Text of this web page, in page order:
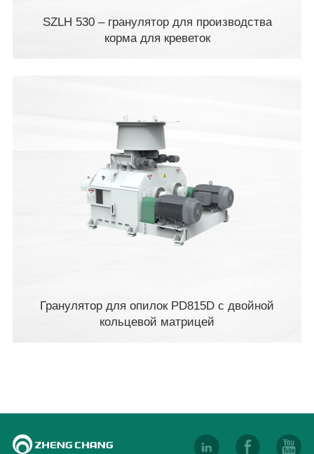
SZLH 530 – гранулятор для производства
корма для креветок
Гранулятор для опилок PD815D с двойной
кольцевой матрицей